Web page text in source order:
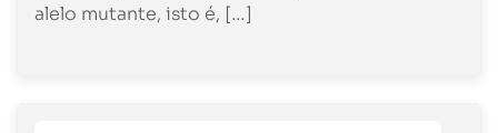
alelo mutante, isto é, […]